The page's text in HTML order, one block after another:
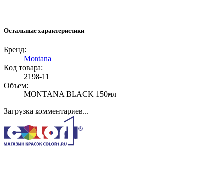
Остальные характеристики
Бренд:
Montana
Код товара:
2198-11
Объем:
MONTANA BLACK 150мл
Загрузка комментариев...